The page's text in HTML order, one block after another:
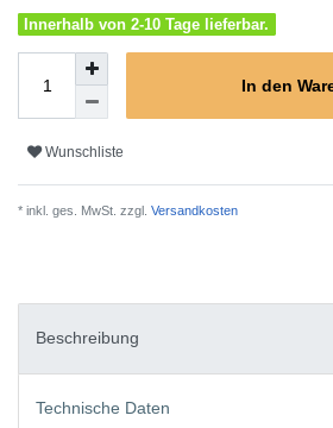
Innerhalb von 2-10 Tage lieferbar.
In den
Wunschliste
* inkl. ges. MwSt. zzgl. Versandkosten
Beschreibung
Technische Daten